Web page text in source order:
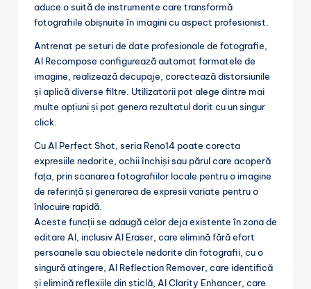
aduce o suită de instrumente care transformă
fotografiile obișnuite în imagini cu aspect profesionist.
Antrenat pe seturi de date profesionale de fotografie,
AI Recompose configurează automat formatele de
imagine, realizează decupaje, corectează distorsiunile
și aplică diverse filtre. Utilizatorii pot alege dintre mai
multe opțiuni și pot genera rezultatul dorit cu un singur
click.
Cu AI Perfect Shot, seria Reno14 poate corecta
expresiile nedorite, ochii închiși sau părul care acoperă
fața, prin scanarea fotografiilor locale pentru o imagine
de referință și generarea de expresii variate pentru o
înlocuire rapidă.
Aceste funcții se adaugă celor deja existente în zona de
editare AI, inclusiv AI Eraser, care elimină fără efort
persoanele sau obiectele nedorite din fotografii, cu o
singură atingere, AI Reflection Remover, care identifică
și elimină reflexiile din sticlă, AI Clarity Enhancer, care